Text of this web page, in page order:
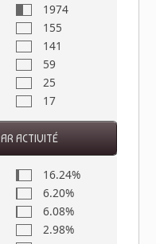
1974
155
141
59
25
17
ACTIVITÉ
16.24%
6.20%
6.08%
2.98%